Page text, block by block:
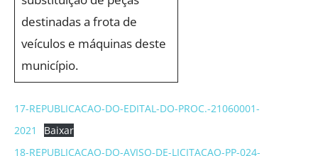
destinadas a frota de
veículos e máquinas deste
município.
17-REPUBLICACAO-DO-EDITAL-DO-PROC.-21060001-
2021
Baixar
18-REPUBLICACAO-DO-AVISO-DE-LICITACAO-PP-024-